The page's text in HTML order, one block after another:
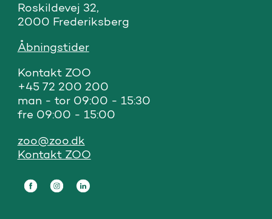
Roskildevej 32,
2000 Frederiksberg
Åbningstider
Kontakt ZOO
+45 72 200 200
man - tor 09:00 - 15:30
fre 09:00 - 15:00
zoo@zoo.dk
Kontakt ZOO